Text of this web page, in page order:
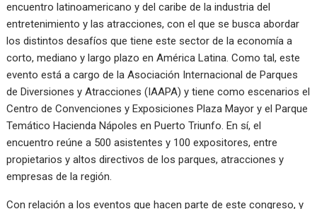
encuentro latinoamericano y del caribe de la industria del
entretenimiento y las atracciones, con el que se busca abordar
los distintos desafíos que tiene este sector de la economía a
corto, mediano y largo plazo en América Latina. Como tal, este
evento está a cargo de la Asociación Internacional de Parques
de Diversiones y Atracciones (IAAPA) y tiene como escenarios el
Centro de Convenciones y Exposiciones Plaza Mayor y el Parque
Temático Hacienda Nápoles en Puerto Triunfo. En sí, el
encuentro reúne a 500 asistentes y 100 expositores, entre
propietarios y altos directivos de los parques, atracciones y
empresas de la región.
Con relación a los eventos que hacen parte de este congreso, y